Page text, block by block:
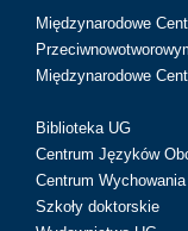
Międzynarodowe
Międzynarodowe
Biblioteka UG
Centrum Języków
Centrum
Szkoły doktorskie